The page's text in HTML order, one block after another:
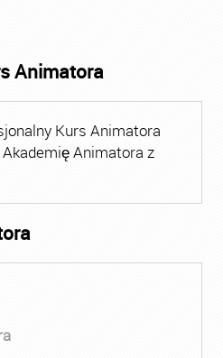
Animatora
Kurs Animatora
Animatora z